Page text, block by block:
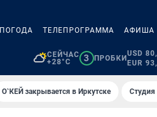
ПОГОДА ТЕЛЕПРОГРАММА АФИША
СЕЙЧАС
+28°C
3 ПРОБКИ
USD
EUR
О`КЕЙ закрывается в Иркутске Студия